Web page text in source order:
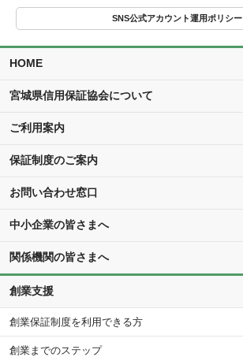
SNS公式アカウント運用ポリシー
HOME
宮城県信用保証協会について
ご利用案内
保証制度のご案内
お問い合わせ窓口
中小企業の皆さまへ
関係機関の皆さまへ
創業支援
創業保証制度を利用できる方
創業までのステップ